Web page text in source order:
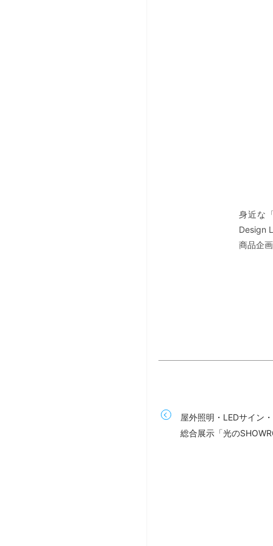
身近な
Design
商品企
屋外照明・LEDサイン
総合展示「光の